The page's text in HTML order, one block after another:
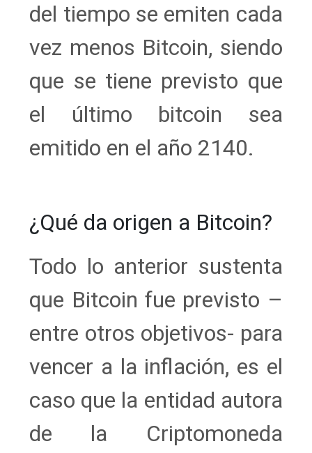
del tiempo se emiten cada
vez menos Bitcoin, siendo
que se tiene previsto que
el último bitcoin sea
emitido en el año 2140.
¿Qué da origen a Bitcoin?
Todo lo anterior sustenta
que Bitcoin fue previsto –
entre otros objetivos- para
vencer a la inflación, es el
caso que la entidad autora
de la Criptomoneda